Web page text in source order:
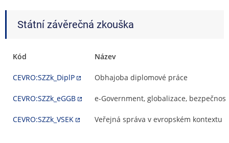
Státní závěrečná zkouška
Kód Název
CEVRO:SZZk_DiplP Obhajoba diplomové práce
CEVRO:SZZk_eGGB e-Government, globalizace, bezpečnost
CEVRO:SZZk_VSEK Veřejná správa v evropském kontextu